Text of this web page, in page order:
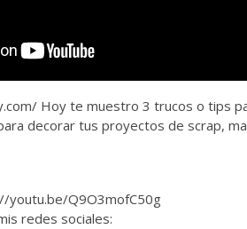
Hoy te muestro 3 trucos o tips
decorar tus proyectos de scrap,
youtu.be/Q9O3mofC50g
redes sociales: